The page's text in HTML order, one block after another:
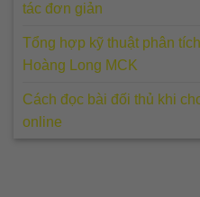
tác đơn giản
Tổng hợp kỹ thuật phân
Hoàng Long MCK
Cách đọc bài đối thủ khi
online